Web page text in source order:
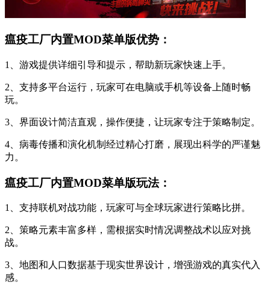
瘟疫工厂内置MOD菜单版优势：
1、游戏提供详细引导和提示，帮助新玩家快速上手。
2、支持多平台运行，玩家可在电脑或手机等设备上随时畅
玩。
3、界面设计简洁直观，操作便捷，让玩家专注于策略制定。
4、病毒传播和演化机制经过精心打磨，展现出科学的严谨魅
力。
瘟疫工厂内置MOD菜单版玩法：
1、支持联机对战功能，玩家可与全球玩家进行策略比拼。
2、策略元素丰富多样，需根据实时情况调整战术以应对挑
战。
3、地图和人口数据基于现实世界设计，增强游戏的真实代入
感。